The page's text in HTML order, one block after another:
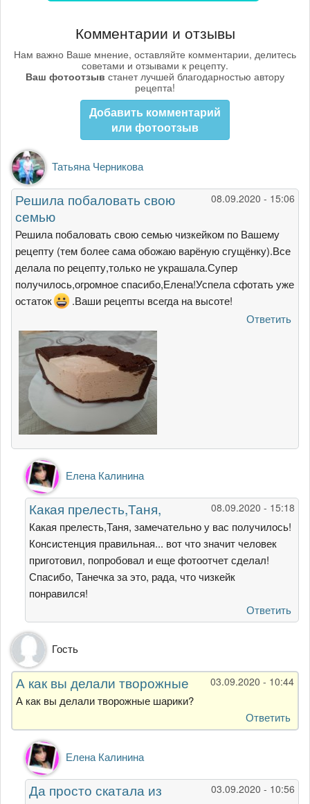
Комментарии и отзывы
Нам важно Ваше мнение, оставляйте комментарии, делитесь
советами и отзывами к рецепту.
Ваш фотоотзыв станет лучшей благодарностью автору
рецепта!
Добавить комментарий
или фотоотзыв
Татьяна Черникова
08.09.2020 - 15:06
Решила побаловать свою
семью
Решила побаловать свою семью чизкейком по Вашему
рецепту (тем более сама обожаю варёную сгущёнку).Все
делала по рецепту,только не украшала.Супер
получилось,огромное спасибо,Елена!Успела сфотать уже
остаток
.Ваши рецепты всегда на высоте!
Ответить
Ответ
на
Решила
побаловать
свою
семью
Татьяна
Черникова
Елена Калинина
08.09.2020 - 15:18
Какая прелесть,Таня,
Какая прелесть,Таня, замечательно у вас получилось!
Консистенция правильная... вот что значит человек
приготовил, попробовал и еще фотоотчет сделал!
Спасибо, Танечка за это, рада, что чизкейк
понравился!
Ответить
Гость
03.09.2020 - 10:44
А как вы делали творожные
А как вы делали творожные шарики?
Ответить
Ответ
на
А
как
Елена Калинина
03.09.2020 - 10:56
Да просто скатала из